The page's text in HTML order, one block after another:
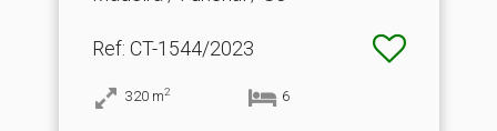
Ref: CT-1544/2023
320 m2 6